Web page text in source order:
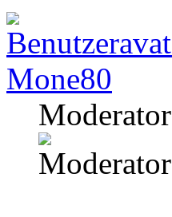
Mone80
Moderator